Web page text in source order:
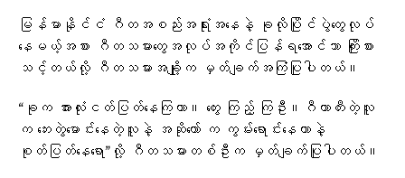
မြန်မာနိုင်ငံ ဂီတအစည်းအရုံးအနေနဲ့ ခုလိုပြိုင်ပွဲတွေလုပ်
နေမယ့်အစား ဂီတသမားတွေအလုပ်အကိုင်ပြန်ရအောင်သာ ကြိုးစား
သင့်တယ်လို့ ဂီတသမားအချို့က မှတ်ချက်အကြံပြုပါတယ်။
“ခုက အားလုံးငတ်ပြတ်နေကြတာ။ တွေး ကြည့် ကြဦး။ဂီတာတီးတဲ့လူ
က ဘေးတွဲမောင်းနေတဲ့လူနဲ့ အဆိုတော် က ကွမ်းရောင်းနေတာနဲ့
စုတ်ပြတ်နေရော”လို့ ဂီတသမားတစ်ဦးက မှတ်ချက်ပြုပါတယ်။